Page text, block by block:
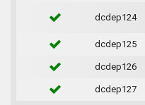
dcdep124
dcdep125
dcdep126
dcdep127